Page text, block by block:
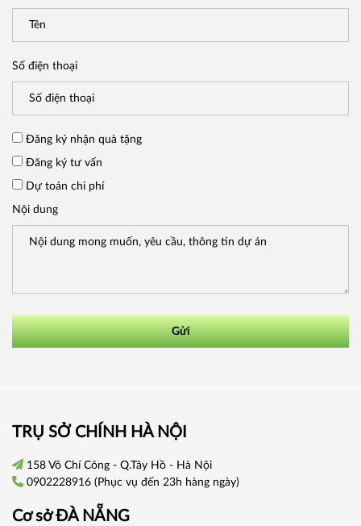
Số điện thoại
Đăng ký nhận quà tặng
Đăng ký tư vấn
Dự toán chi phí
Nội dung
Gửi
TRỤ SỞ CHÍNH HÀ NỘI
158 Võ Chí Công - Q.Tây Hồ - Hà Nội
0902228916(Phục vụ đến 23h hàng ngày)
Cơ sởĐÀ NẴNG